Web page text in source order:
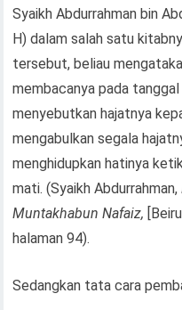
Syaikh Abdurrahman bin
H) dalam salah satu
tersebut, beliau
membacanya pada
menyebutkan hajatnya
mengabulkan segala
menghidupkan hatinya
mati. (Syaikh Abdurrahman,
Muntakhabun Nafaiz,
halaman 94).
Sedangkan tata cara